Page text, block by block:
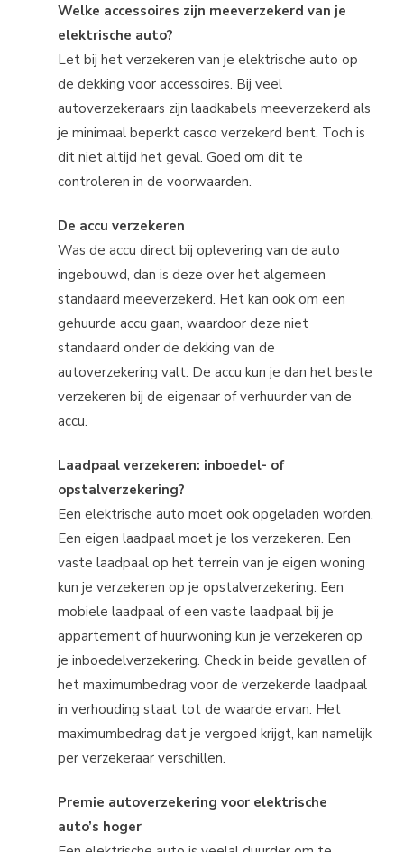
Welke accessoires zijn meeverzekerd van je
elektrische auto?
Let bij het verzekeren van je elektrische auto op
de dekking voor accessoires. Bij veel
autoverzekeraars zijn laadkabels meeverzekerd als
je minimaal beperkt casco verzekerd bent. Toch is
dit niet altijd het geval. Goed om dit te
controleren in de voorwaarden.
De accu verzekeren
Was de accu direct bij oplevering van de auto
ingebouwd, dan is deze over het algemeen
standaard meeverzekerd. Het kan ook om een
gehuurde accu gaan, waardoor deze niet
standaard onder de dekking van de
autoverzekering valt. De accu kun je dan het beste
verzekeren bij de eigenaar of verhuurder van de
accu.
Laadpaal verzekeren: inboedel- of
opstalverzekering?
Een elektrische auto moet ook opgeladen worden.
Een eigen laadpaal moet je los verzekeren. Een
vaste laadpaal op het terrein van je eigen woning
kun je verzekeren op je opstalverzekering. Een
mobiele laadpaal of een vaste laadpaal bij je
appartement of huurwoning kun je verzekeren op
je inboedelverzekering. Check in beide gevallen of
het maximumbedrag voor de verzekerde laadpaal
in verhouding staat tot de waarde ervan. Het
maximumbedrag dat je vergoed krijgt, kan namelijk
per verzekeraar verschillen.
Premie autoverzekering voor elektrische
auto’s hoger